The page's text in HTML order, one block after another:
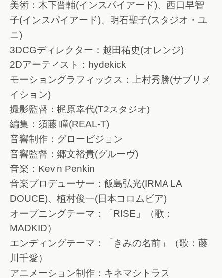
美術：木下晋輔(インスパイアード)、西口早智
子(インスパイアード)、明石聖子(スタジオ・ユ
ニ)
3DCGディレクター：越田祐史(オレンジ)
2Dアーティスト：hydekick
モーショングラフィックス：上村秀勝(サブリメ
イション)
撮影監督：梶原幸代(T2スタジオ)
編集：須藤 瞳(REAL-T)
音響制作：グロービジョン
音響監督：郷文裕貴(グルーヴ)
音楽：Kevin Penkin
音楽プロデューサー：飯島弘光(IRMA LA
DOUCE)、植村俊一(日本コロムビア)
オープニングテーマ：「RISE」（歌：
MADKID）
エンディングテーマ：「きみの名前」（歌：藤
川千愛）
アニメーション制作：キネマシトラス